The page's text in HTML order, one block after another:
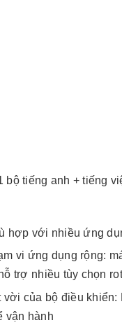
bộ tiếng anh + tiếng
hợp với nhiều ứng
vi ứng dụng rộng:
trợ nhiều tùy chọn
vời của bộ điều
vận hành